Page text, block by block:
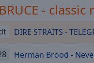
- classic
DIRE STRAITS -
Herman Brood -